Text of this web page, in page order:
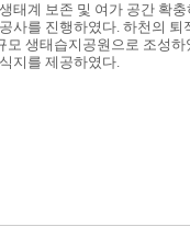
계 보존 및 여가 공간 확
사를 진행하였다. 하천의
생태습지공원으로 조성
지를 제공하였다.